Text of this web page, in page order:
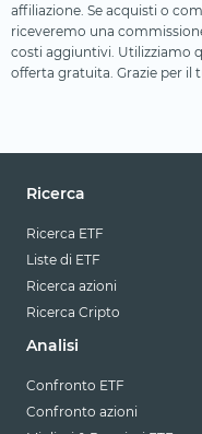
affiliazione. Se acquisti o
riceveremo una
costi aggiuntivi. Utilizziamo
offerta gratuita. Grazie per il
Ricerca
Ricerca ETF
Liste di ETF
Ricerca azioni
Ricerca Cripto
Analisi
Confronto ETF
Confronto azioni